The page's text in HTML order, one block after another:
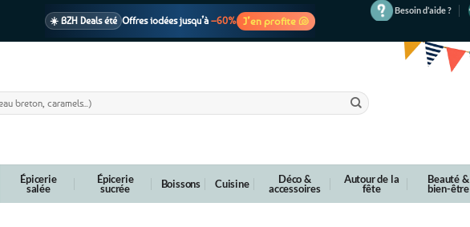
☀️ BZH Deals été Offres iodées jusqu’à –60% J’en profite 🐚
Besoin d’aide ?
Épicerie
salée
Épicerie
sucrée Boissons Cuisine Déco &
accessoires
Autour de la
fête
Beauté &
bien-être